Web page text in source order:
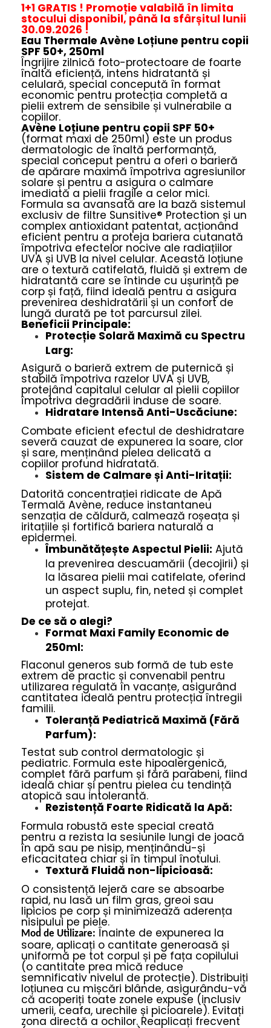
1+1 GRATIS ! Promoție valabilă în limita
stocului disponibil, până la sfârșitul lunii
30.09.2026 !
Eau Thermale Avène Loțiune pentru copii
SPF 50+, 250ml
Îngrijire zilnică foto-protectoare de foarte
înaltă eficiență, intens hidratantă și
celulară, special concepută în format
economic pentru protecția completă a
pielii extrem de sensibile și vulnerabile a
copiilor.
Avène Loțiune pentru copii SPF 50+
(format maxi de 250ml) este un produs
dermatologic de înaltă performanță,
special conceput pentru a oferi o barieră
de apărare maximă împotriva agresiunilor
solare și pentru a asigura o calmare
imediată a pielii fragile a celor mici.
Formula sa avansată are la bază sistemul
exclusiv de filtre Sunsitive® Protection și un
complex antioxidant patentat, acționând
eficient pentru a proteja bariera cutanată
împotriva efectelor nocive ale radiațiilor
UVA și UVB la nivel celular. Această loțiune
are o textură catifelată, fluidă și extrem de
hidratantă care se întinde cu ușurință pe
corp și față, fiind ideală pentru a asigura
prevenirea deshidratării și un confort de
lungă durată pe tot parcursul zilei.
Beneficii Principale:
Protecție Solară Maximă cu Spectru
Larg:
Asigură o barieră extrem de puternică și
stabilă împotriva razelor UVA și UVB,
protejând capitalul celular al pielii copiilor
împotriva degradării induse de soare.
Hidratare Intensă Anti-Uscăciune:
Combate eficient efectul de deshidratare
severă cauzat de expunerea la soare, clor
și sare, menținând pielea delicată a
copiilor profund hidratată.
Sistem de Calmare și Anti-Iritații:
Datorită concentrației ridicate de Apă
Termală Avène, reduce instantaneu
senzația de căldură, calmează roșeața și
iritațiile și fortifică bariera naturală a
epidermei.
Îmbunătățește Aspectul Pielii: Ajută
la prevenirea descuamării (decojirii) și
la lăsarea pielii mai catifelate, oferind
un aspect suplu, fin, neted și complet
protejat.
De ce să o alegi?
Format Maxi Family Economic de
250ml:
Flaconul generos sub formă de tub este
extrem de practic și convenabil pentru
utilizarea regulată în vacanțe, asigurând
cantitatea ideală pentru protecția întregii
familii.
Toleranță Pediatrică Maximă (Fără
Parfum):
Testat sub control dermatologic și
pediatric. Formula este hipoalergenică,
complet fără parfum și fără parabeni, fiind
ideală chiar și pentru pielea cu tendință
atopică sau intolerantă.
Rezistență Foarte Ridicată la Apă:
Formula robustă este special creată
pentru a rezista la sesiunile lungi de joacă
în apă sau pe nisip, menținându-și
eficacitatea chiar și în timpul înotului.
Textură Fluidă non-lipicioasă:
O consistență lejeră care se absoarbe
rapid, nu lasă un film gras, greoi sau
lipicios pe corp și minimizează aderența
nisipului pe piele.
Mod de Utilizare: Înainte de expunerea la
soare, aplicați o cantitate generoasă și
uniformă pe tot corpul și pe fața copilului
(o cantitate prea mică reduce
semnificativ nivelul de protecție). Distribuiți
loțiunea cu mișcări blânde, asigurându-vă
că acoperiți toate zonele expuse (inclusiv
umerii, ceafa, urechile și picioarele). Evitați
zona directă a ochilor. Reaplicați frecvent